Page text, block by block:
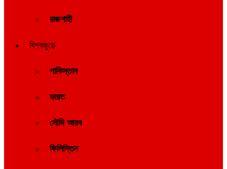
রাজশাহী
বিশ্বজুড়ে
পাকিস্তান
ভারত
সৌদি আরব
ফিলিস্তিন